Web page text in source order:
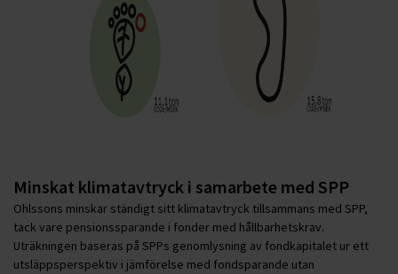
Minskat klimatavtryck i samarbete med SPP
Ohlssons minskar ständigt sitt klimatavtryck tillsammans med SPP,
tack vare pensionssparande i fonder med hållbarhetskrav.
Uträkningen baseras på SPPs genomlysning av fondkapitalet ur ett
utsläppsperspektiv i jämförelse med fondsparande utan